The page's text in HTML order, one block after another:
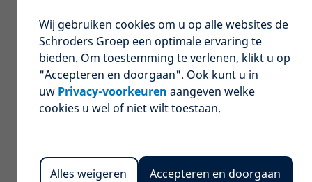
Wij gebruiken cookies om u op alle websites de
Schroders Groep een optimale ervaring te
bieden. Om toestemming te verlenen, klikt u op
"Accepteren en doorgaan". Ook kunt u in
uw Privacy-voorkeuren aangeven welke
cookies u wel of niet wilt toestaan.
Accepteren en doorgaan
Alles weigeren